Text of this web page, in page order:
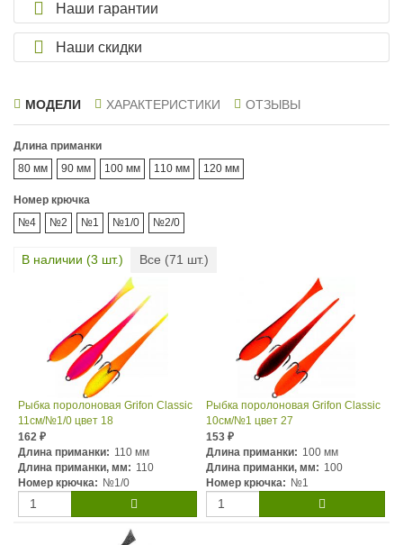
Наши гарантии
Наши скидки
МОДЕЛИ ХАРАКТЕРИСТИКИ ОТЗЫВЫ
Длина приманки
80 мм
90 мм 100 мм 110 мм 120 мм
Номер крючка
№4
№2 №1 №1/0 №2/0
В наличии (3 шт.) Все (71 шт.)
Рыбка поролоновая Grifon Classic
11см/№1/0 цвет 18
162 ₽
Длина приманки: 110 мм
Длина приманки, мм: 110
Номер крючка: №1/0
Рыбка поролоновая Grifon Classic
10см/№1 цвет 27
153 ₽
Длина приманки: 100 мм
Длина приманки, мм: 100
Номер крючка: №1